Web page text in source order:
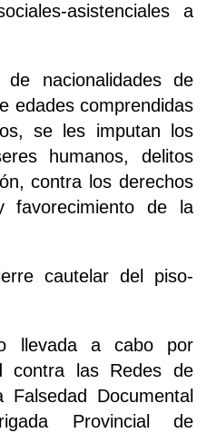
asistenciales a
nacionalidades de
edades comprendidas
se les imputan los
humanos, delitos
contra los derechos
favorecimiento de la
cautelar del piso-
llevada a cabo por
contra las Redes de
Documental
Provincial de